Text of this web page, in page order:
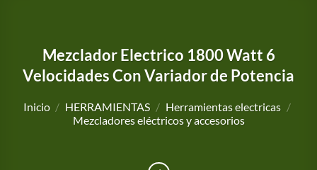
Mezclador Electrico 1800 Watt 6
Velocidades Con Variador de Potencia
Inicio / HERRAMIENTAS / Herramientas electricas /
Mezcladores eléctricos y accesorios